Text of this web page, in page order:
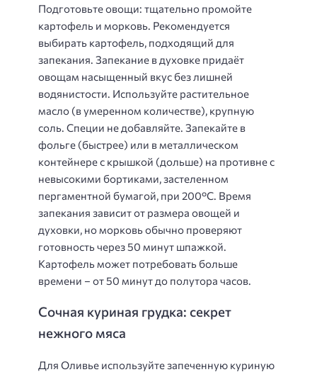
Подготовьте овощи: тщательно промойте
картофель и морковь. Рекомендуется
выбирать картофель, подходящий для
запекания. Запекание в духовке придаёт
овощам насыщенный вкус без лишней
водянистости. Используйте растительное
масло (в умеренном количестве), крупную
соль. Специи не добавляйте. Запекайте в
фольге (быстрее) или в металлическом
контейнере с крышкой (дольше) на противне с
невысокими бортиками, застеленном
пергаментной бумагой, при 200°С. Время
запекания зависит от размера овощей и
духовки, но морковь обычно проверяют
готовность через 50 минут шпажкой.
Картофель может потребовать больше
времени – от 50 минут до полутора часов.
Сочная куриная грудка: секрет
нежного мяса
Для Оливье используйте запеченную куриную